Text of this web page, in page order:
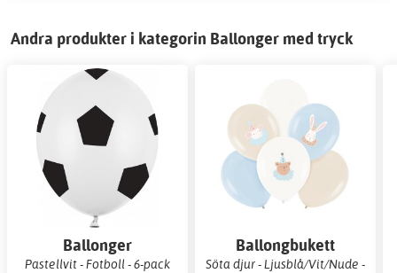
Andra produkter i kategorin Ballonger med tryck
Ballonger
Pastellvit - Fotboll - 6-pack
Ballongbukett
Söta djur - Ljusblå/Vit/Nude -